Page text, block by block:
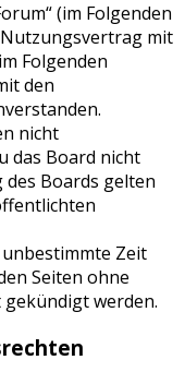
(im Folgenden
Nutzungsvertrag mit
Folgenden
den
nicht
das Board nicht
Boards gelten
Zeit
Seiten ohne
werden.